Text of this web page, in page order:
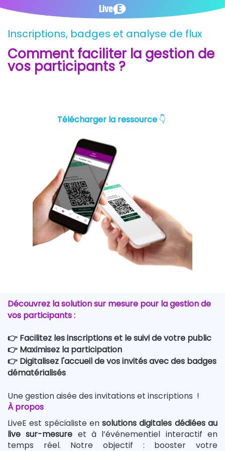
Inscriptions, badges et analyse de flux
Comment faciliter la gestion de
vos participants ?
Télécharger la ressource 👇
Découvrez la solution sur mesure pour la gestion de
vos participants :
👉​ Facilitez les inscriptions et le suivi de votre public
👉​ Maximisez la participation
👉​ Digitalisez l'accueil de vos invités avec des badges
dématérialisés
Une gestion aisée des invitations et inscriptions !
À propos
LiveE est spécialiste ensolutions digitales dédiées au
live sur-mesure et à l’événementiel interactif en
temps réel. Notre objectif : booster votre